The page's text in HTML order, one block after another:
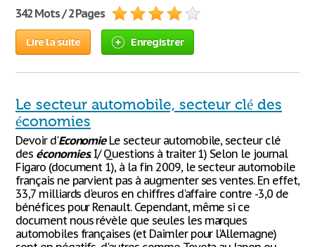
342 Mots / 2 Pages
Lire la suite Enregistrer
Le secteur automobile, secteur clé des
économies
Devoir d'EconomieLe secteur automobile, secteur clé
des économies. I/ Questions à traiter 1) Selon le journal
Figaro (document 1), à la fin 2009, le secteur automobile
français ne parvient pas à augmenter ses ventes. En effet,
33,7 milliards d'euros en chiffres d'affaire contre -3,0 de
bénéfices pour Renault. Cependant, même si ce
document nous révèle que seules les marques
automobiles françaises (et Daimler pour l'Allemagne)